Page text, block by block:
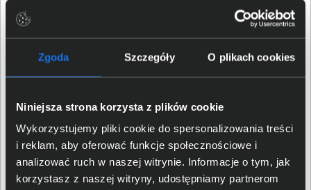
Zgoda Szczegóły O plikach cookies
Niniejsza strona korzysta z plików cookie
Wykorzystujemy pliki cookie do spersonalizowania treści
i reklam, aby oferować funkcje społecznościowe i
analizować ruch w naszej witrynie. Informacje o tym, jak
korzystasz z naszej witryny, udostępniamy partnerom
Dane producenta
Brother Industries Ltd; 15-1
Naeshiro-cho, Mizuho-ku,
Nagoya, 467-8561, Japan
Osoba odpowiedzialna za
produkt
(Nederland) B.V.; Zanderij 25,
Netherlands; +44 161 931
4820,
support@brother.com